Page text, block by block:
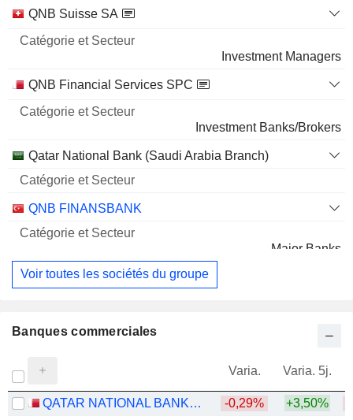
QNB Suisse SA
Investment Managers
QNB Financial Services SPC
Investment Banks/Brokers
Qatar National Bank (Saudi Arabia Branch)
QNB FINANSBANK
Major Banks
Voir toutes les sociétés du groupe
Banques commerciales
Varia. Varia. 5j.
QATAR NATIONAL BANK (Q.P.S.C.) -0,29% +3,50%